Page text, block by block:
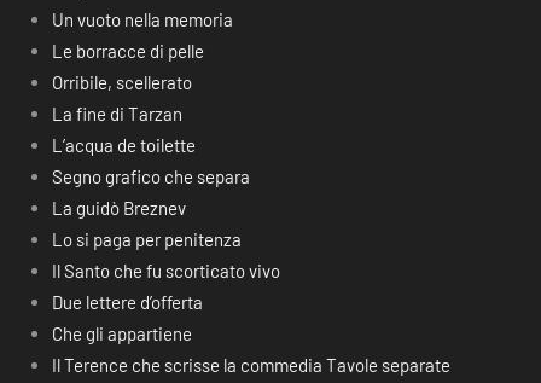
Un vuoto nella memoria
Le borracce di pelle
Orribile, scellerato
La fine di Tarzan
L’acqua de toilette
Segno grafico che separa
La guidò Breznev
Lo si paga per penitenza
Il Santo che fu scorticato vivo
Due lettere d’offerta
Che gli appartiene
Il Terence che scrisse la commedia Tavole separate